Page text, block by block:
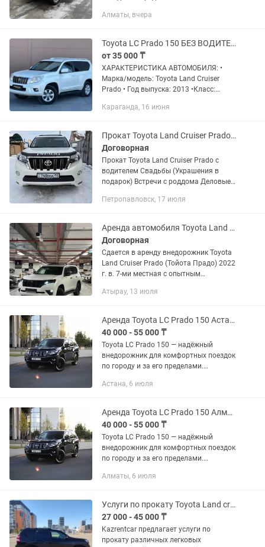
хочет надёжный транспорт и
лишний...
Алматы, вчера
Toyota LC Prado 150 БЕЗ ВОДИТЕЛЯ. Прокат авто. Аренда авто. Автопрокат
от 35 000 ₸
ХАРАКТЕРИСТИКА АВТОМОБИЛЯ: •
Марка/модель: Toyota Land Cruiser
Prado • Год выпуска: 2013 •Класс:
2.7 л. • Привод: Полный • Коробка:
Караганда, 16 июня
Прокат Toyota Land Cruiser Prado с водителем
Договорная
Прокат Toyota Land Cruiser Prado с
водителем Свадьбы (Украшения в
подарок) Встречи с роддома Деловые
район Постоянным клиентам скидки!
Петропавловск, 17 июля
Аренда автомобиля Toyota Land Cruiser Prado ( Прадо )
Договорная
Сдается в аренду внедорожник Toyota
Land Cruiser Prado (Тойота Прадо) 2022
г. в. 7-ми местная с опытным
вокзала, обслуживание корпоративов,
Атырау, 13 июля
Аренда Toyota LC Prado 150 Астана / Прокат авто
40 000 - 55 000 ₸
Toyota LC Prado 150 — надёжный
внедорожник для комфортных поездок
по городу и за его пределами.
и эстетическом состоянии. 💰
Астана, 6 июля
Аренда Toyota LC Prado 150 Алматы / Прокат авто
40 000 - 55 000 ₸
Toyota LC Prado 150 — надёжный
внедорожник для комфортных поездок
по городу и за его пределами.
и эстетическом состоянии. 💰
Алматы, 6 июля
Услуги по прокату Toyota Land cruiser Prado 150
27 000 - 45 000 ₸
Kazrentcar предлагает услуги по
прокату различных легковых